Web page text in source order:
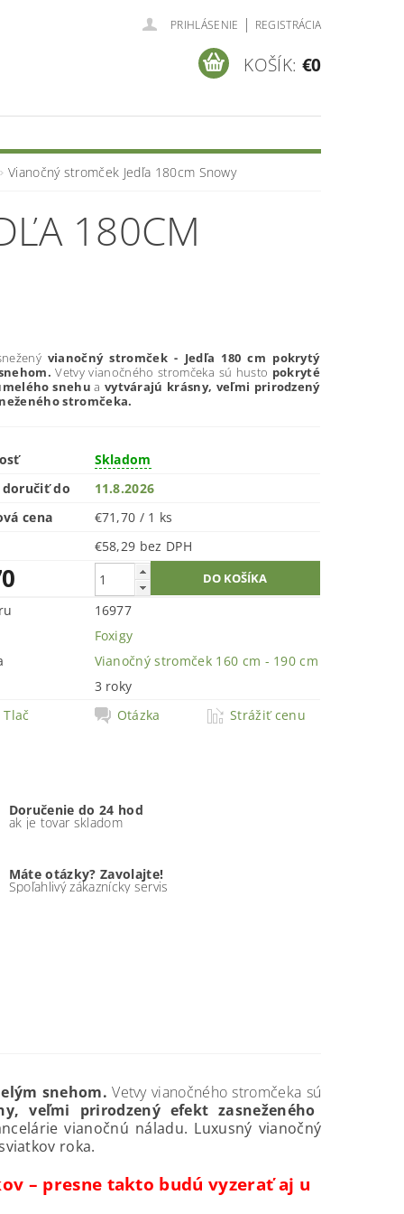
PRIHLÁSENIE | REGISTRÁCIA
KOŠÍK: €0
Vianočný stromček Jedľa 180cm Snowy
180CM
vianočný stromček - Jedľa 180 cm pokrytý
Vetvy vianočného stromčeka sú husto pokryté
snehu a vytvárajú krásny, veľmi prirodzený
stromčeka.
Skladom
doručiť do
11.8.2026
cena
€71,70 / 1 ks
€58,29 bez DPH
16977
Foxigy
Vianočný stromček 160 cm - 190 cm
3 roky
Tlač
Otázka Strážiť cenu
Doručenie do 24 hod
ak je tovar skladom
Máte otázky? Zavolajte!
Spoľahlivý zákaznícky servis
snehom.Vetvy vianočného stromčeka sú
veľmi prirodzený efekt zasneženého
vianočnú náladu. Luxusný vianočný
roka.
– presne takto budú vyzerať aj u